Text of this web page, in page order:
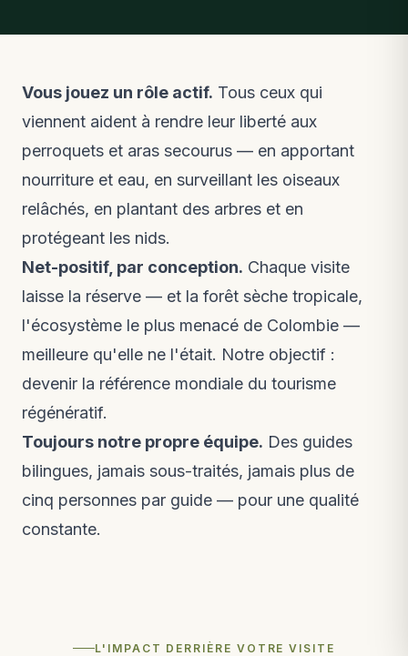
Vous jouez un rôle actif. Tous ceux qui
viennent aident à rendre leur liberté aux
perroquets et aras secourus — en apportant
nourriture et eau, en surveillant les oiseaux
relâchés, en plantant des arbres et en
protégeant les nids.
Net-positif, par conception. Chaque visite
laisse la réserve — et la forêt sèche tropicale,
l'écosystème le plus menacé de Colombie —
meilleure qu'elle ne l'était. Notre objectif :
devenir la référence mondiale du tourisme
régénératif.
Toujours notre propre équipe. Des guides
bilingues, jamais sous-traités, jamais plus de
cinq personnes par guide — pour une qualité
constante.
L'IMPACT DERRIÈRE VOTRE VISITE